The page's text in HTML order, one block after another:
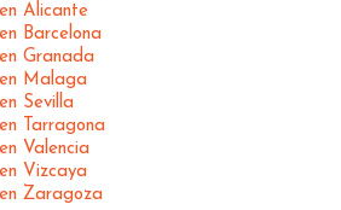
Alicante
Barcelona
Granada
Malaga
Sevilla
Tarragona
Valencia
Vizcaya
Zaragoza